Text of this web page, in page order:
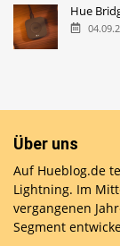
Hue
Über uns
Auf Hueblog.de
Lightning. Im
vergangenen
Segment